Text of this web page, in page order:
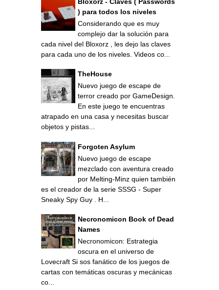
) para todos los niveles
Considerando que es muy
complejo dar la solución para
cada nivel del Bloxorz , les dejo las claves
para cada uno de los niveles. Videos co...
TheHouse
Nuevo juego de escape de
terror creado por GameDesign.
En este juego te encuentras
atrapado en una casa y necesitas buscar
objetos y pistas...
Forgoten Asylum
Nuevo juego de escape
mezclado con aventura creado
por Melting-Minz quien también
es el creador de la serie SSSG - Super
Sneaky Spy Guy . H...
Necronomicon Book of Dead
Names
Necronomicon: Estrategia
oscura en el universo de
Lovecraft Si sos fanático de los juegos de
cartas con temáticas oscuras y mecánicas
co...